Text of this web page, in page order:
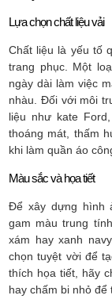
Lựa chọn chất liệu vải
Chất liệu là yếu tố
trang phục. Một
ngày dài làm việc
nhàu. Đối với môi
liệu như kate
thoáng mát, thấm
khi làm quần áo
Màu sắc và họa tiết
Để xây dựng hình
gam màu trung
xám hay xanh
chọn tuyệt vời để
thích họa tiết, hãy
hay chấm bi nhỏ để